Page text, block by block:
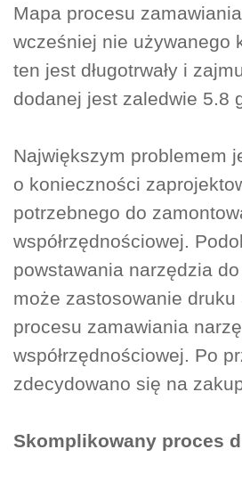
Mapa procesu
wcześniej nie używanego
ten jest długotrwały i
dodanej jest zaledwie 5.8
Największym problemem
o konieczności
potrzebnego do
współrzędnościowej.
powstawania narzędzia
może zastosowanie
procesu zamawiania
współrzędnościowej. Po
zdecydowano się na
Skomplikowany proces